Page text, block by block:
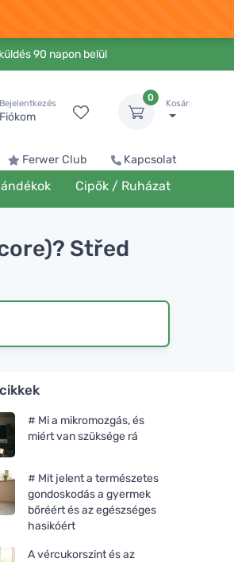
90 napon belül
Bejelentkezés
Fiókom
0
Kosár
Ferwer Club Kapcsolat
Cipők / Ruházat
Střed
# Mi a mikromozgás, és
miért van szüksége rá
# Mit jelent a természetes
gondoskodás a gyermek
bőréért és az egészséges
hasikóért
A vércukorszint és az